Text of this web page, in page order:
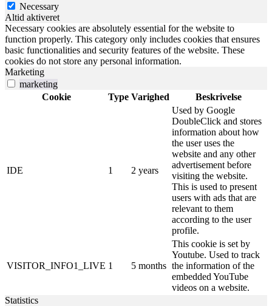
Necessary
Altid aktiveret
Necessary cookies are absolutely essential for the website to
function properly. This category only includes cookies that ensures
basic functionalities and security features of the website. These
cookies do not store any personal information.
Marketing
marketing
Cookie
Type Varighed Beskrivelse
IDE 1 2 years
Used by Google
DoubleClick and stores
information about how
the user uses the
website and any other
advertisement before
visiting the website.
This is used to present
users with ads that are
relevant to them
according to the user
profile.
VISITOR_INFO1_LIVE 1 5 months
This cookie is set by
Youtube. Used to track
the information of the
embedded YouTube
videos on a website.
Statistics